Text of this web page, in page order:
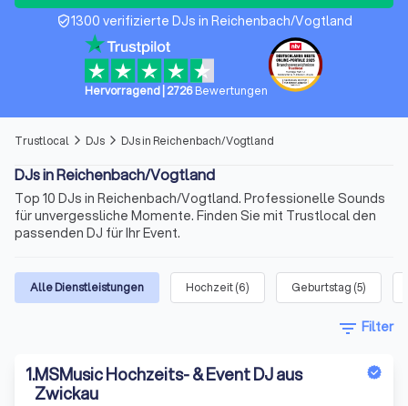
verified_user1300 verifizierte DJs in Reichenbach/Vogtland
Hervorragend 2726Bewertungen
Trustlocal arrow_forward_ios DJs arrow_forward_ios DJs in Reichenbach/Vogtland
DJs in Reichenbach/Vogtland
Top 10 DJs in Reichenbach/Vogtland. Professionelle Sounds
für unvergessliche Momente. Finden Sie mit Trustlocal den
passenden DJ für Ihr Event.
Alle Dienstleistungen Hochzeit(6) Geburtstag (5)
filter_list Filter
1.MSMusic Hochzeits- & Event DJ aus
Zwickau